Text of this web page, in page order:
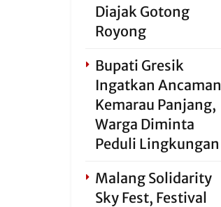
Diajak Gotong
Royong
Bupati Gresik
Ingatkan Ancaman
Kemarau Panjang,
Warga Diminta
Peduli Lingkungan
Malang Solidarity
Sky Fest, Festival